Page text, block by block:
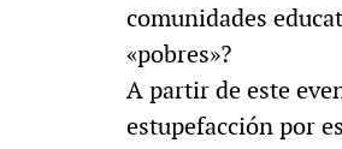
comunidades
«pobres»?
A partir de este
estupefacción por